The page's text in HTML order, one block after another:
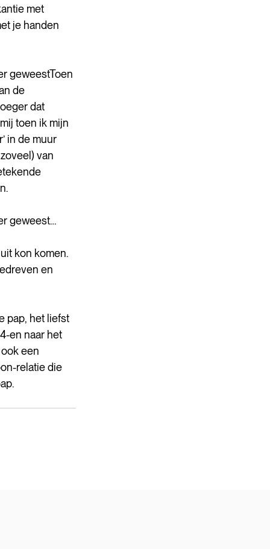
met
je handen
geweestToen
de
dat
toen ik mijn
in de muur
van
geweest…
kon komen.
en
pap, het liefst
en naar het
een
relatie die